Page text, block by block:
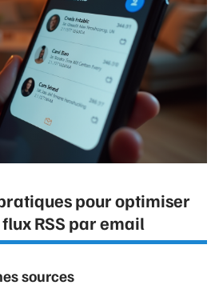
pour optimiser
RSS par email
sources